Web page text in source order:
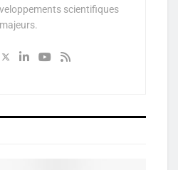
scientifiques
majeurs.